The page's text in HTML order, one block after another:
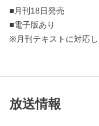
■月刊18日発売
■電子版あり
※月刊テキストに対応し
放送情報